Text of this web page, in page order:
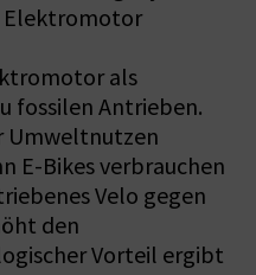
Elektromotor
als
fossilen Antrieben.
Umweltnutzen
E-Bikes verbrauchen
Velo gegen
den
Vorteil ergibt